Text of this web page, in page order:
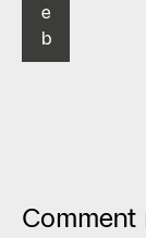
e
b
Comment